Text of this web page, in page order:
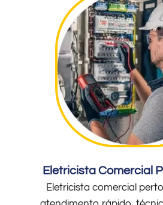
Eletricista Comercial
Eletricista comercial